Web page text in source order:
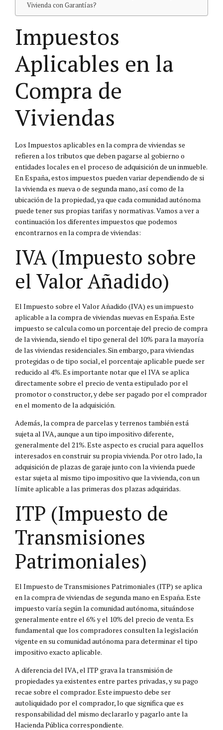
Vivienda con Garantías?
Impuestos
Aplicables en la
Compra de
Viviendas
Los Impuestos aplicables en la compra de viviendas se
refieren a los tributos que deben pagarse al gobierno o
entidades locales en el proceso de adquisición de un inmueble.
En España, estos impuestos pueden variar dependiendo de si
la vivienda es nueva o de segunda mano, así como de la
ubicación de la propiedad, ya que cada comunidad autónoma
puede tener sus propias tarifas y normativas. Vamos a ver a
continuación los diferentes impuestos que podemos
encontrarnos en la compra de viviendas:
IVA (Impuesto sobre
el Valor Añadido)
El Impuesto sobre el Valor Añadido (IVA) es un impuesto
aplicable a la compra de viviendas nuevas en España. Este
impuesto se calcula como un porcentaje del precio de compra
de la vivienda, siendo el tipo general del 10% para la mayoría
de las viviendas residenciales. Sin embargo, para viviendas
protegidas o de tipo social, el porcentaje aplicable puede ser
reducido al 4%. Es importante notar que el IVA se aplica
directamente sobre el precio de venta estipulado por el
promotor o constructor, y debe ser pagado por el comprador
en el momento de la adquisición.
Además, la compra de parcelas y terrenos también está
sujeta al IVA, aunque a un tipo impositivo diferente,
generalmente del 21%. Este aspecto es crucial para aquellos
interesados en construir su propia vivienda. Por otro lado, la
adquisición de plazas de garaje junto con la vivienda puede
estar sujeta al mismo tipo impositivo que la vivienda, con un
límite aplicable a las primeras dos plazas adquiridas.
ITP (Impuesto de
Transmisiones
Patrimoniales)
El Impuesto de Transmisiones Patrimoniales (ITP) se aplica
en la compra de viviendas de segunda mano en España. Este
impuesto varía según la comunidad autónoma, situándose
generalmente entre el 6% y el 10% del precio de venta. Es
fundamental que los compradores consulten la legislación
vigente en su comunidad autónoma para determinar el tipo
impositivo exacto aplicable.
A diferencia del IVA, el ITP grava la transmisión de
propiedades ya existentes entre partes privadas, y su pago
recae sobre el comprador. Este impuesto debe ser
autoliquidado por el comprador, lo que significa que es
responsabilidad del mismo declararlo y pagarlo ante la
Hacienda Pública correspondiente.